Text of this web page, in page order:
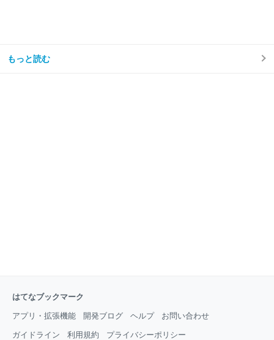
が1人。 毎日時間との戦い。 私は仕事終わりに家事を
楽しくテキパキとできる方ではない。ついだらけてし
もっと読む
はてなブックマーク
アプリ・拡張機能 開発ブログ ヘルプ お問い合わせ
ガイドライン 利用規約 プライバシーポリシー